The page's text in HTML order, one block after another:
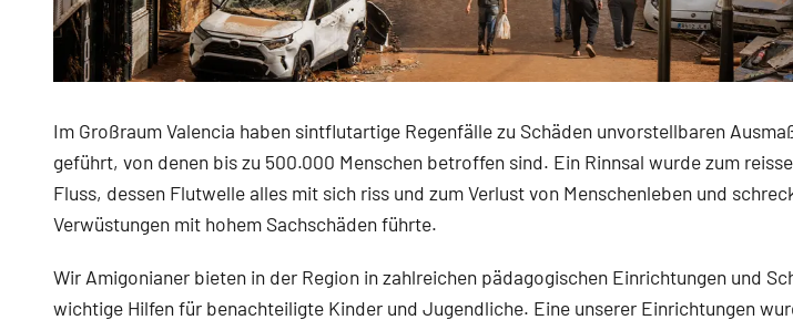
Im Großraum Valencia haben sintflutartige Regenfälle zu Schäden unvorstellbaren
geführt, von denen bis zu 500.000 Menschen betroffen sind. Ein Rinnsal wurde zum
Fluss, dessen Flutwelle alles mit sich riss und zum Verlust von Menschenleben und
Verwüstungen mit hohem Sachschäden führte.
Wir Amigonianer bieten in der Region in zahlreichen pädagogischen Einrichtungen und
wichtige Hilfen für benachteiligte Kinder und Jugendliche. Eine unserer Einrichtungen